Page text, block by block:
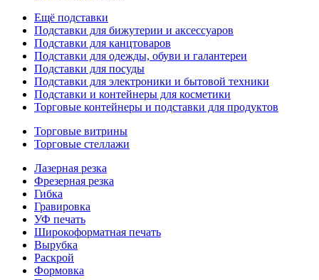
Ещё подставки
Подставки для бижутерии и аксессуаров
Подставки для канцтоваров
Подставки для одежды, обуви и галантереи
Подставки для посуды
Подставки для электроники и бытовой техники
Подставки и контейнеры для косметики
Торговые контейнеры и подставки для продуктов
Торговые витрины
Торговые стеллажи
Лазерная резка
Фрезерная резка
Гибка
Гравировка
УФ печать
Широкоформатная печать
Вырубка
Раскрой
Формовка